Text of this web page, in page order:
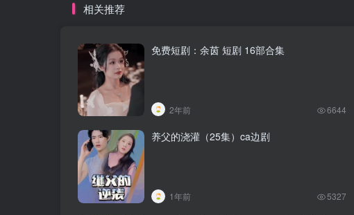
相关推荐
免费短剧：余茵 短剧 16部合集
2年前 6644
养父的浇灌（25集）ca边剧
1年前 5327